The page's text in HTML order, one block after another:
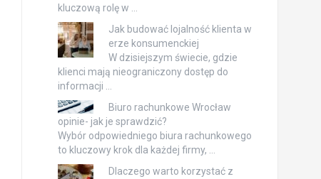
kluczową rolę w …
Jak budować lojalność klienta w
erze konsumenckiej
W dzisiejszym świecie, gdzie
klienci mają nieograniczony dostęp do
informacji …
Biuro rachunkowe Wrocław
opinie- jak je sprawdzić?
Wybór odpowiedniego biura rachunkowego
to kluczowy krok dla każdej firmy, …
Dlaczego warto korzystać z